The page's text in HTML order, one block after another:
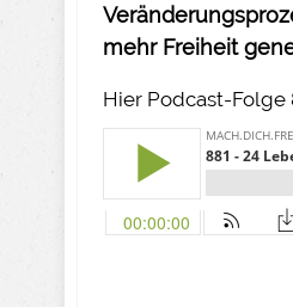
mehr Freiheit
Hier Podcast-Folge